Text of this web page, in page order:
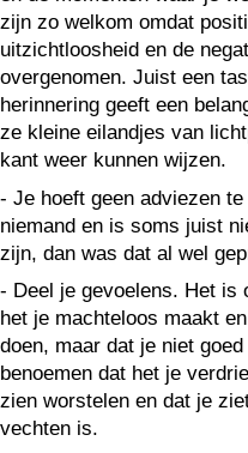
zijn zo welkom omdat
uitzichtloosheid en de
overgenomen. Juist een
herinnering geeft een
ze kleine eilandjes van
kant weer kunnen wijzen.
- Je hoeft geen adviezen
niemand en is soms juist
zijn, dan was dat al wel
- Deel je gevoelens. Het is
het je machteloos maakt
doen, maar dat je niet
benoemen dat het je
zien worstelen en dat je
vechten is.